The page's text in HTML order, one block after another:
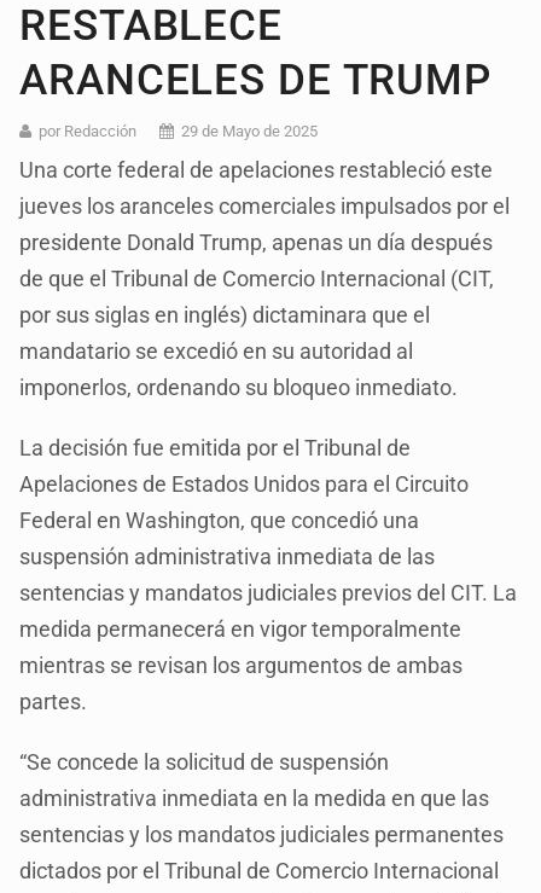
RESTABLECE
ARANCELES DE TRUMP
por Redacción 29 de Mayo de 2025
Una corte federal de apelaciones restableció este
jueves los aranceles comerciales impulsados por el
presidente Donald Trump, apenas un día después
de que el Tribunal de Comercio Internacional (CIT,
por sus siglas en inglés) dictaminara que el
mandatario se excedió en su autoridad al
imponerlos, ordenando su bloqueo inmediato.
La decisión fue emitida por el Tribunal de
Apelaciones de Estados Unidos para el Circuito
Federal en Washington, que concedió una
suspensión administrativa inmediata de las
sentencias y mandatos judiciales previos del CIT. La
medida permanecerá en vigor temporalmente
mientras se revisan los argumentos de ambas
partes.
“Se concede la solicitud de suspensión
administrativa inmediata en la medida en que las
sentencias y los mandatos judiciales permanentes
dictados por el Tribunal de Comercio Internacional